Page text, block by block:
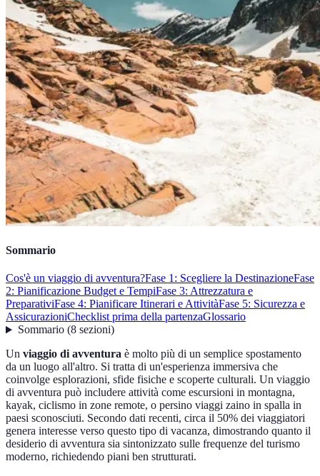
Sommario
Cos'è un viaggio di avventura?Fase 1: Scegliere la DestinazioneFase
2: Pianificazione Budget e TempiFase 3: Attrezzatura e
PreparativiFase 4: Pianificare Itinerari e AttivitàFase 5: Sicurezza e
AssicurazioniChecklist prima della partenzaGlossario
Sommario(8 sezioni)
Un viaggio di avventura è molto più di un semplice spostamento
da un luogo all'altro. Si tratta di un'esperienza immersiva che
coinvolge esplorazioni, sfide fisiche e scoperte culturali. Un viaggio
di avventura può includere attività come escursioni in montagna,
kayak, ciclismo in zone remote, o persino viaggi zaino in spalla in
paesi sconosciuti. Secondo dati recenti, circa il 50% dei viaggiatori
genera interesse verso questo tipo di vacanza, dimostrando quanto il
desiderio di avventura sia sintonizzato sulle frequenze del turismo
moderno, richiedendo piani ben strutturati.